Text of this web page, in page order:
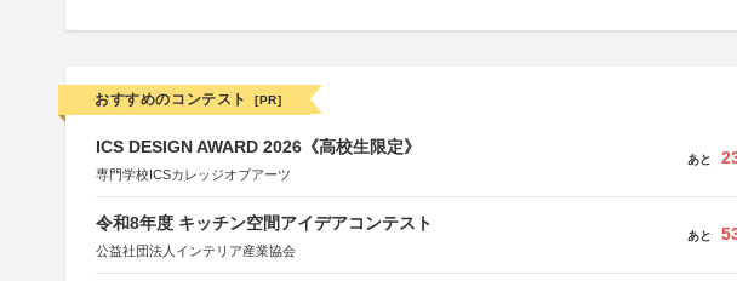
おすすめのコンテスト [PR]
ICS DESIGN AWARD 2026《高校生限定》
専門学校ICSカレッジオブアーツ
あと
令和8年度 キッチン空間アイデアコンテスト
公益社団法人インテリア産業協会
あと